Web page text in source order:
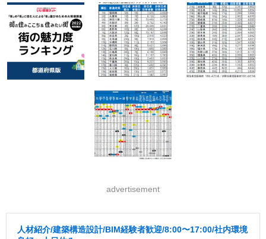
advertisement
人材紹介/建築構造設計/BIM経験者歓迎/8:00〜17:00/社内環境